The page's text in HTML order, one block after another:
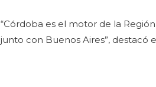
“Córdoba es el motor de la
junto con Buenos Aires”, destacó